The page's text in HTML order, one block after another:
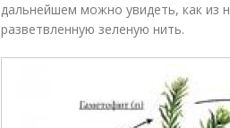
дальнейшем можно увидеть, как из
разветвленную зеленую нить.